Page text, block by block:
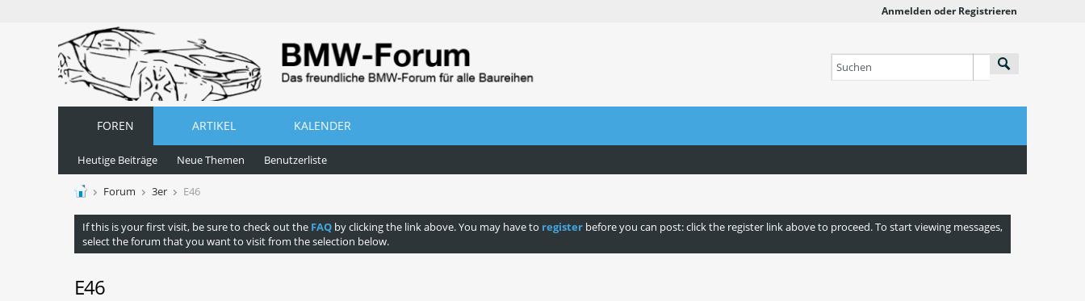
Anmelden oder Registrieren
FOREN ARTIKEL KALENDER
Heutige Beiträge Neue Themen Benutzerliste
Forum 3er E46
If this is your first visit, be sure to check out the FAQ by clicking the link above. You may have to register before you can post: click the register link above to proceed. To start viewing messages,
select the forum that you want to visit from the selection below.
E46